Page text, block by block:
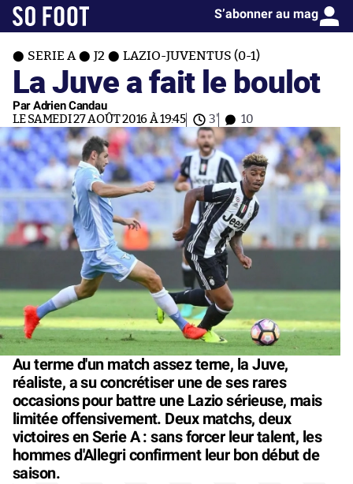
S’abonner au mag
SERIE A J2 LAZIO-JUVENTUS (0-1)
La Juve a fait le boulot
Par Adrien Candau
LE SAMEDI 27 AOÛT 2016 À 19:45 3' 10
Au terme d'un match assez terne, la Juve,
réaliste, a su concrétiser une de ses rares
occasions pour battre une Lazio sérieuse, mais
limitée offensivement. Deux matchs, deux
victoires en Serie A : sans forcer leur talent, les
hommes d'Allegri confirment leur bon début de
saison.